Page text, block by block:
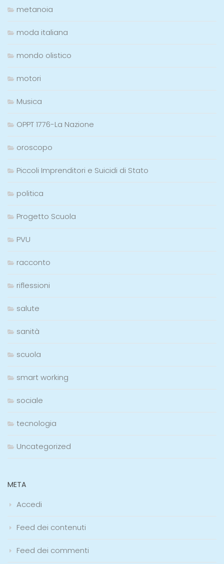
metanoia
moda italiana
mondo olistico
motori
Musica
OPPT 1776-La Nazione
oroscopo
Piccoli Imprenditori e Suicidi di Stato
politica
Progetto Scuola
PVU
racconto
riflessioni
salute
sanità
scuola
smart working
sociale
tecnologia
Uncategorized
META
Accedi
Feed dei contenuti
Feed dei commenti